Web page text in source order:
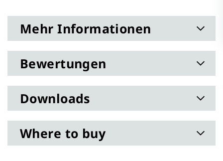
Mehr Informationen
Bewertungen
Downloads
Where to buy